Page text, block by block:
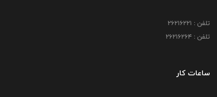
تلفن : 26216221
تلفن : 26216264
ساعات کار